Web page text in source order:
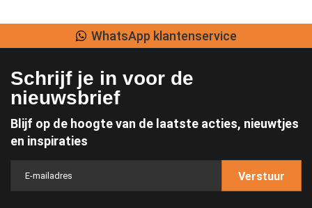
Lage
Schrijf je in voor de
nieuwsbrief
Blijf op de hoogte van de laatste acties, nieuwtjes
en inspiraties
Verstuur